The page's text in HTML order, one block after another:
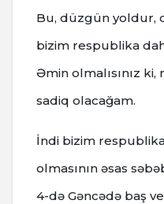
Bu, düzgün yoldur,
bizim respublika
Əmin olmalısınız
sadiq olacağam.
İndi bizim
olmasının əsas
4-də Gəncədə baş